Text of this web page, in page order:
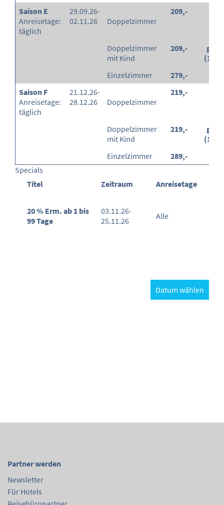
Saison E
Anreisetage:
täglich
29.09.26-
02.11.26
Doppelzimmer
209,-
Doppelzimmer
mit Kind
209,-
Einzelzimmer
279,-
Saison F
Anreisetage:
täglich
21.12.26-
28.12.26
Doppelzimmer
219,-
Doppelzimmer
mit Kind
219,-
Einzelzimmer
289,-
Specials
Titel
Zeitraum Anreisetage
20 % Erm. ab 1 bis
99 Tage
03.11.26-
25.11.26
Alle
Datum wählen
Partner werden
Newsletter
Für Hotels